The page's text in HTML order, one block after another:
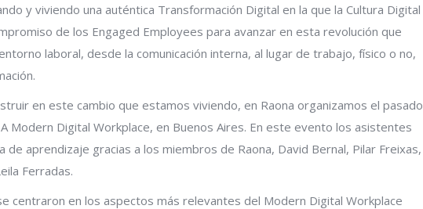
y viviendo una auténtica Transformación Digital en la que la Cultura Digital
de los Engaged Employees para avanzar en esta revolución que
laboral, desde la comunicación interna, al lugar de trabajo, físico o no,
en este cambio que estamos viviendo, en Raona organizamos el pasado
Modern Digital Workplace, en Buenos Aires. En este evento los asistentes
aprendizaje gracias a los miembros de Raona, David Bernal, Pilar Freixas,
Ferradas.
centraron en los aspectos más relevantes del Modern Digital Workplace